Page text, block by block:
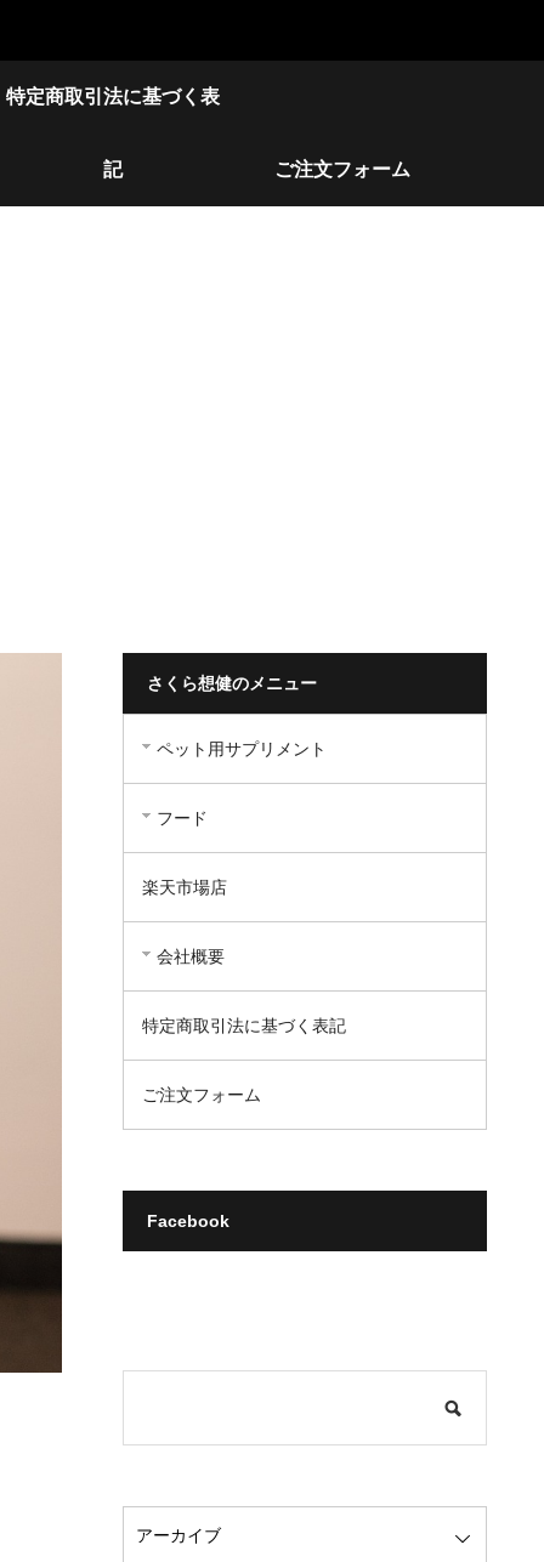
特定商取引法に基づく表
記 ご注文フォーム
さくら想健のメニュー
ペット用サプリメント
フード
楽天市場店
会社概要
特定商取引法に基づく表記
ご注文フォーム
Facebook